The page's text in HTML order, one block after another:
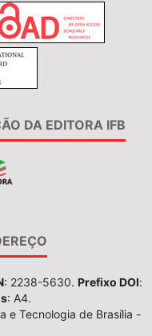
DA EDITORA IFB
: 2238-5630. Prefixo DOI:
: A4.
e Tecnologia de Brasília -